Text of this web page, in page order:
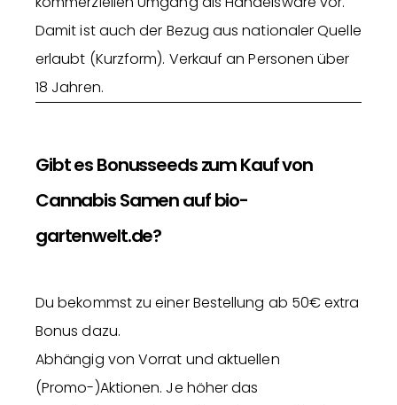
Damit ist auch der Bezug aus nationaler Quelle
erlaubt (Kurzform). Verkauf an Personen über
18 Jahren.
Gibt es Bonusseeds zum Kauf von
Cannabis Samen auf bio-
gartenwelt.de?
Du bekommst zu einer Bestellung ab 50€ extra
Bonus dazu.
Abhängig von Vorrat und aktuellen
(Promo-)Aktionen. Je höher das